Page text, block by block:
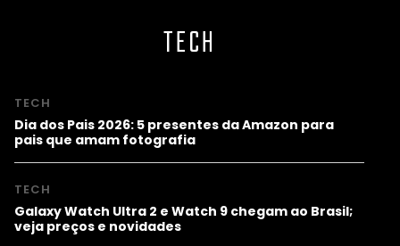
TECH
TECH
Dia dos Pais 2026: 5 presentes da Amazon para
pais que amam fotografia
TECH
Galaxy Watch Ultra 2 e Watch 9 chegam ao Brasil;
veja preços e novidades